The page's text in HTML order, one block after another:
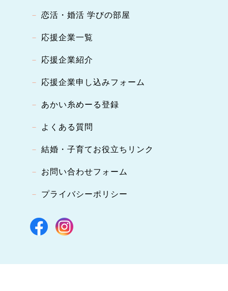
恋活・婚活 学びの部屋
応援企業一覧
応援企業紹介
応援企業申し込みフォーム
あかい糸めーる登録
よくある質問
結婚・子育てお役立ちリンク
お問い合わせフォーム
プライバシーポリシー